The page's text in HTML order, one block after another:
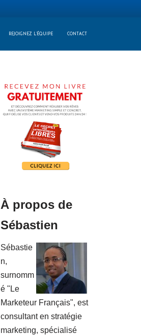
REJOIGNEZ L’ÉQUIPE CONTACT
À propos de
Sébastien
Sébastie
n,
surnomm
é "Le
Marketeur Français", est
consultant en stratégie
marketing, spécialisé